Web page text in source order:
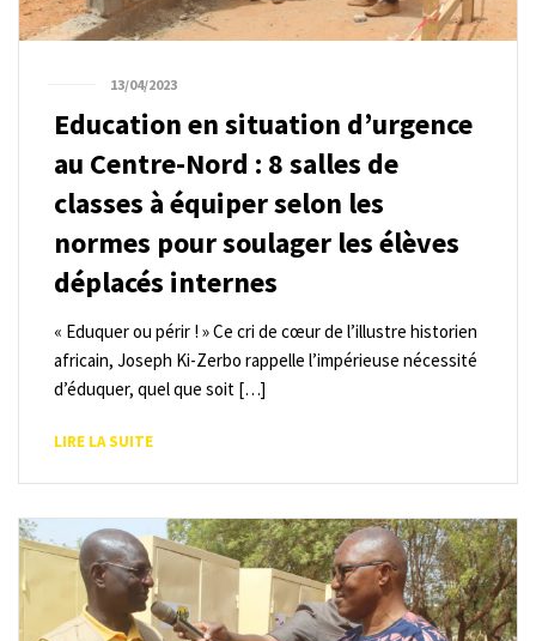
13/04/2023
Education en situation d’urgence
au Centre-Nord : 8 salles de
classes à équiper selon les
normes pour soulager les élèves
déplacés internes
« Eduquer ou périr ! » Ce cri de cœur de l’illustre historien
africain, Joseph Ki-Zerbo rappelle l’impérieuse nécessité
d’éduquer, quel que soit […]
LIRE LA SUITE